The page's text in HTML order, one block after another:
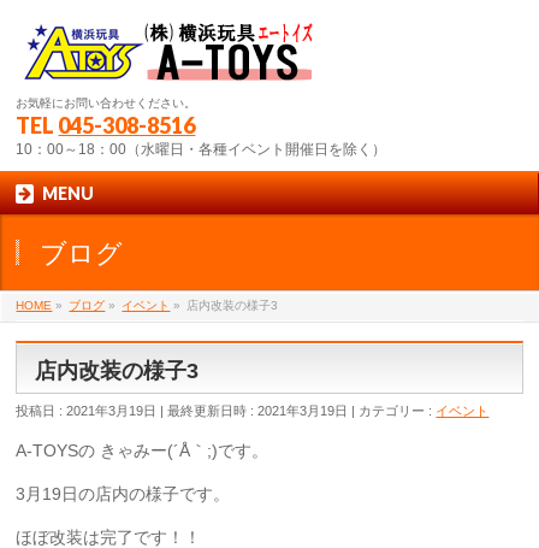
お気軽にお問い合わせください。
TEL 045-308-8516
10：00～18：00（水曜日・各種イベント開催日を除く）
MENU
ブログ
HOME » ブログ » イベント » 店内改装の様子3
店内改装の様子3
投稿日 : 2021年3月19日 最終更新日時 : 2021年3月19日 カテゴリー : イベント
A-TOYSの きゃみー(´Å｀;)です。
3月19日の店内の様子です。
ほぼ改装は完了です！！